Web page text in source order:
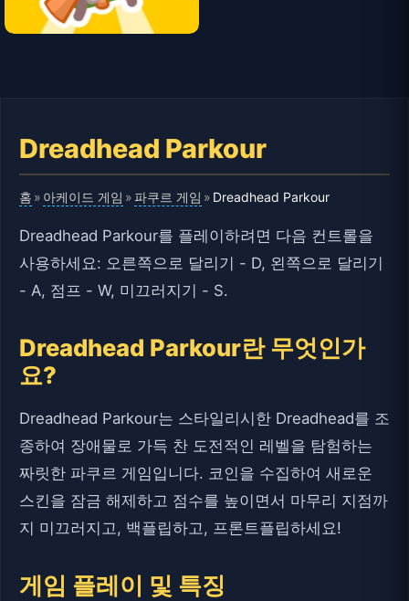
Dreadhead Parkour
홈 » 아케이드 게임 »파쿠르 게임 » Dreadhead Parkour
Dreadhead Parkour를 플레이하려면 다음 컨트롤을
사용하세요: 오른쪽으로 달리기 - D, 왼쪽으로 달리기
- A, 점프 - W, 미끄러지기 - S.
Dreadhead Parkour란 무엇인가
요?
Dreadhead Parkour는 스타일리시한 Dreadhead를 조
종하여 장애물로 가득 찬 도전적인 레벨을 탐험하는
짜릿한 파쿠르 게임입니다. 코인을 수집하여 새로운
스킨을 잠금 해제하고 점수를 높이면서 마무리 지점까
지 미끄러지고, 백플립하고, 프론트플립하세요!
게임 플레이 및 특징